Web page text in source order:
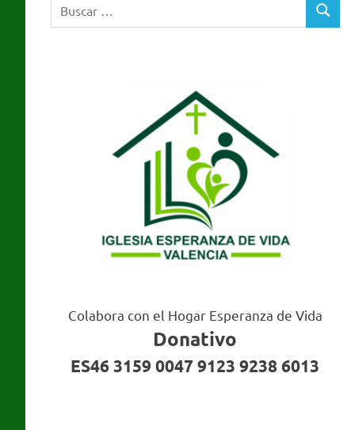
Valencia
Colabora con el Hogar Esperanza de Vida
Donativo
ES46 3159 0047 9123 9238 6013